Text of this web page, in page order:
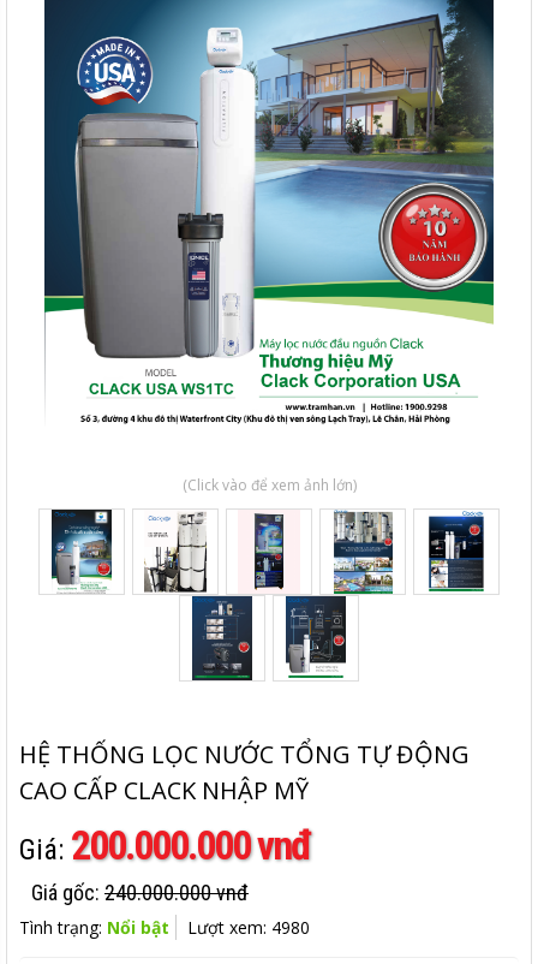
(Click vào để xem ảnh lớn)
HỆ THỐNG LỌC NƯỚC TỔNG TỰ ĐỘNG
CAO CẤP CLACK NHẬP MỸ
Giá: 200.000.000 vnđ
Giá gốc: 240.000.000 vnđ
Tình trạng: Nổi bật Lượt xem: 4980